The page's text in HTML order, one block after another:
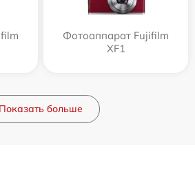
Фотоаппарат Fujifilm
XF1
Показать больше